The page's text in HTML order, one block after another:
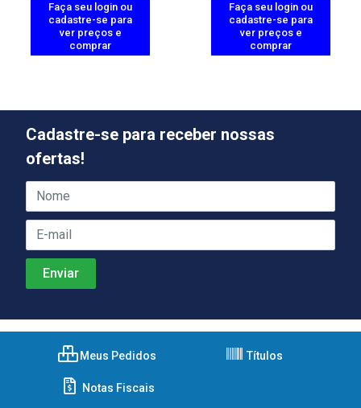
Faça seu login ou
cadastre-se para
ver preços e
comprar
Faça seu login ou
cadastre-se para
ver preços e
comprar
Cadastre-se para receber nossas
ofertas!
Meus Pedidos Títulos
Notas Fiscais